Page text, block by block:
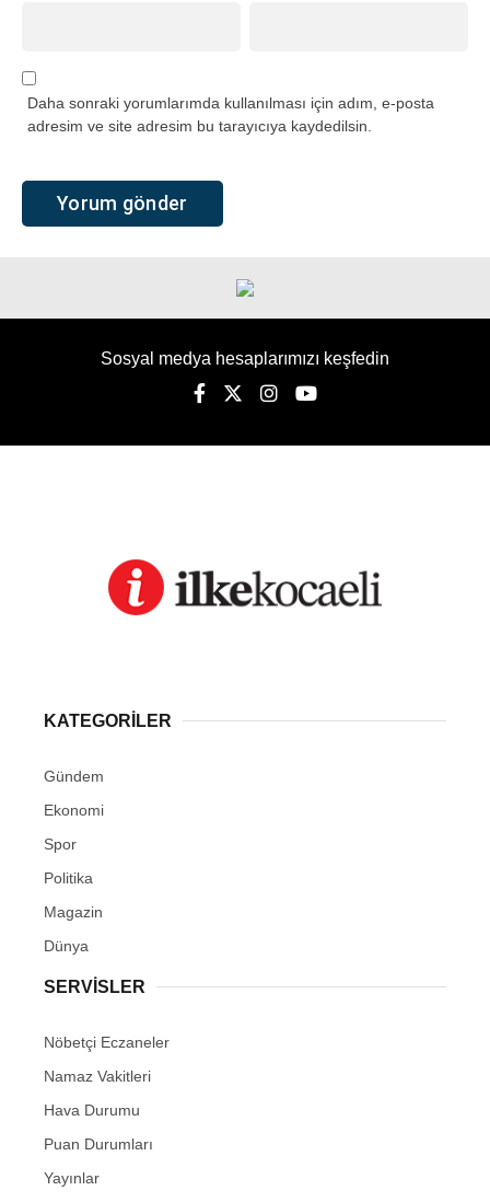
Daha sonraki yorumlarımda kullanılması için adım, e-posta
adresim ve site adresim bu tarayıcıya kaydedilsin.
Sosyal medya hesaplarımızı keşfedin
KATEGORİLER
Gündem
Ekonomi
Spor
Politika
Magazin
Dünya
SERVİSLER
Nöbetçi Eczaneler
Namaz Vakitleri
Hava Durumu
Puan Durumları
Yayınlar